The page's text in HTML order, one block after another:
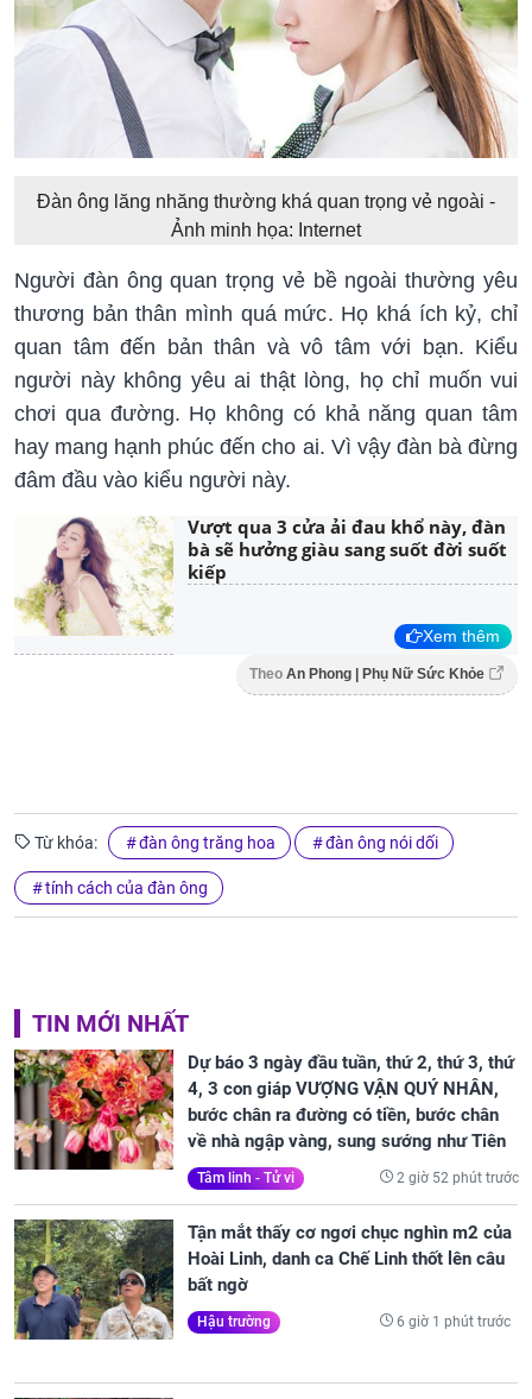
Đàn ông lăng nhăng thường khá quan trọng vẻ ngoài -
Ảnh minh họa: Internet
Người đàn ông quan trọng vẻ bề ngoài thường yêu
thương bản thân mình quá mức. Họ khá ích kỷ, chỉ
quan tâm đến bản thân và vô tâm với bạn. Kiểu
người này không yêu ai thật lòng, họ chỉ muốn vui
chơi qua đường. Họ không có khả năng quan tâm
hay mang hạnh phúc đến cho ai. Vì vậy đàn bà đừng
đâm đầu vào kiểu người này.
Vượt qua 3 cửa ải đau khổ này, đàn
bà sẽ hưởng giàu sang suốt đời suốt
kiếp
Xem thêm
Theo An Phong | Phụ Nữ Sức Khỏe
Từ khóa: đàn ông trăng hoa đàn ông nói dối
tính cách của đàn ông
TIN MỚI NHẤT
Dự báo 3 ngày đầu tuần, thứ 2, thứ 3, thứ
4, 3 con giáp VƯỢNG VẬN QUÝ NHÂN,
bước chân ra đường có tiền, bước chân
về nhà ngập vàng, sung sướng như Tiên
Tâm linh - Tử vi 2 giờ 52 phút trước
Tận mắt thấy cơ ngơi chục nghìn m2 của
Hoài Linh, danh ca Chế Linh thốt lên câu
bất ngờ
Hậu trường 6 giờ 1 phút trước